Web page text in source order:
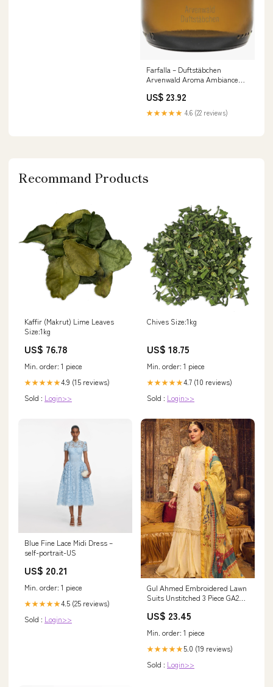
Farfalla – Duftstäbchen
Arvenwald Aroma Ambiance
nav_koerper_deo_rasur
US$ 23.92
★★★★★ 4.6 (22 reviews)
Recommand Products
Kaffir (Makrut) Lime Leaves
Size:1kg
US$ 76.78
Min. order: 1 piece
★★★★★4.9 (15 reviews)
Sold : Login>>
Chives Size:1kg
US$ 18.75
Min. order: 1 piece
★★★★★4.7 (10 reviews)
Sold : Login>>
Blue Fine Lace Midi Dress –
self-portrait-US
US$ 20.21
Min. order: 1 piece
★★★★★4.5 (25 reviews)
Sold : Login>>
Gul Ahmed Embroidered Lawn
Suits Unstitched 3 Piece GA23F
14438
US$ 23.45
Min. order: 1 piece
★★★★★5.0 (19 reviews)
Sold : Login>>